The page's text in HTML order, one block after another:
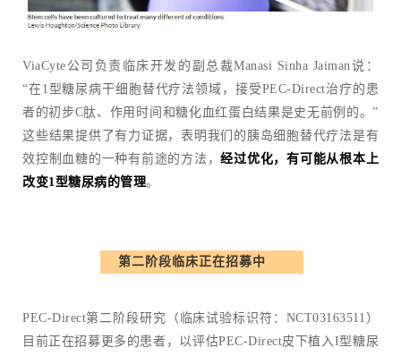
ViaCyte公司负责临床开发的副总裁Manasi Sinha Jaiman说：
“在1型糖尿病干细胞替代疗法领域，接受PEC-Direct治疗的患
者的初步C肽、作用时间和糖化血红蛋白结果是史无前例的。”
这些结果提供了有力证据，表明我们的胰岛细胞替代疗法是有
效控制血糖的一种有前途的方法，经过优化，有可能从根本上
改变1型糖尿病的管理。
第二阶段临床正在招募中
PEC-Direct第二阶段研究（临床试验标识符：NCT03163511）
目前正在招募更多的患者，以评估PEC-Direct皮下植入I型糖尿